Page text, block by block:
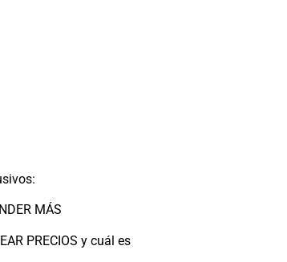
MÁS
PRECIOS y cuál es